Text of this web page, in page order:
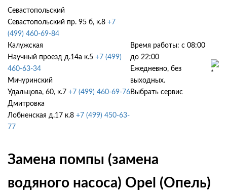
Севастопольский
Севастопольский пр. 95 б, к.8 +7
(499) 460-69-84
Калужская
Научный проезд д.14а к.5 +7 (499)
460-63-34
Мичуринский
Удальцова, 60, к.7 +7 (499) 460-69-76
Дмитровка
Лобненская д.17 к.8 +7 (499) 450-63-
77
Время работы: с 08:00
до 22:00
Ежедневно, без
выходных.
Выбрать сервис
Замена помпы (замена
водяного насоса) Opel (Опель)